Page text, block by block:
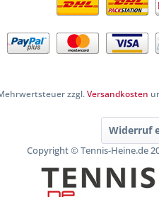
zzgl.Versandkosten
Widerruf
Copyright © Tennis-Heine.de